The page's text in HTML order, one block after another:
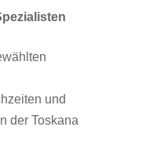
und
der Toskana